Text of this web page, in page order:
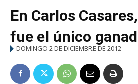
En Carlos
fue el único
DOMINGO 2 DE DICIEMBRE DE 2012